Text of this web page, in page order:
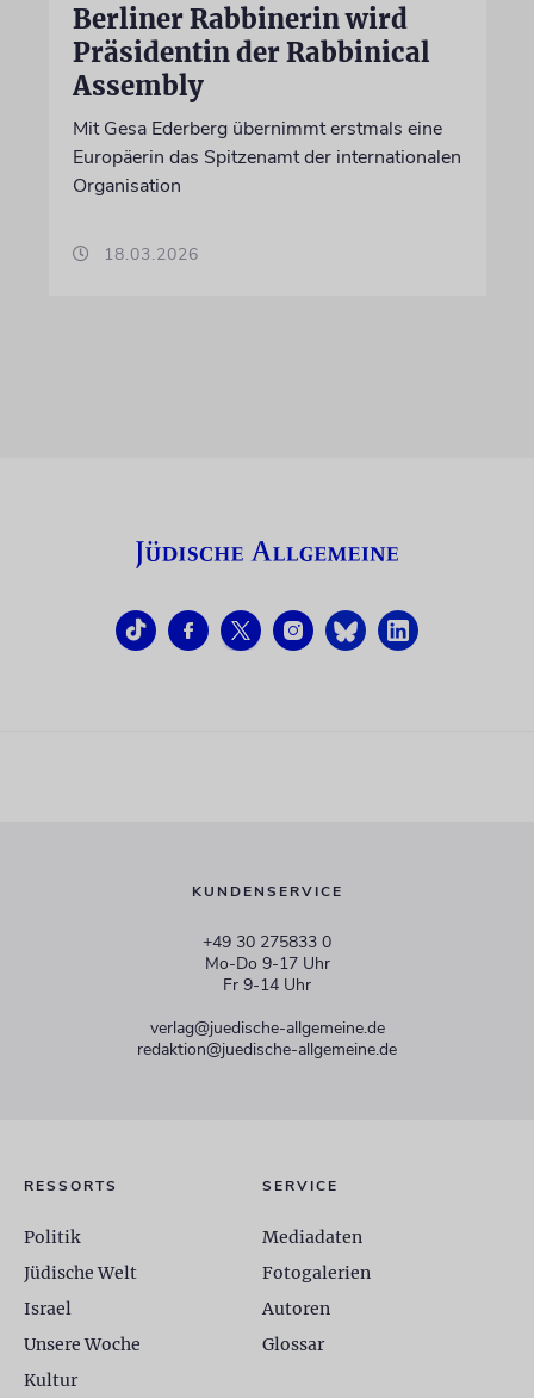
Berliner Rabbinerin wird
Präsidentin der Rabbinical
Assembly
Mit Gesa Ederberg übernimmt erstmals eine
Europäerin das Spitzenamt der internationalen
Organisation
18.03.2026
KUNDENSERVICE
+49 30 275833 0
Mo-Do 9-17 Uhr
Fr 9-14 Uhr
verlag@juedische-allgemeine.de
redaktion@juedische-allgemeine.de
RESSORTS
Politik
Jüdische Welt
Israel
Unsere Woche
Kultur
SERVICE
Mediadaten
Fotogalerien
Autoren
Glossar